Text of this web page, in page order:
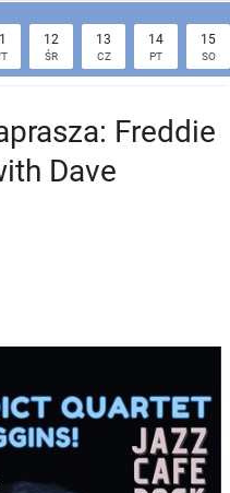
12
ŚR
13
CZ
14
PT
15
SO
Freddie
Dave